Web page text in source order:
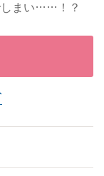
しまい……！？